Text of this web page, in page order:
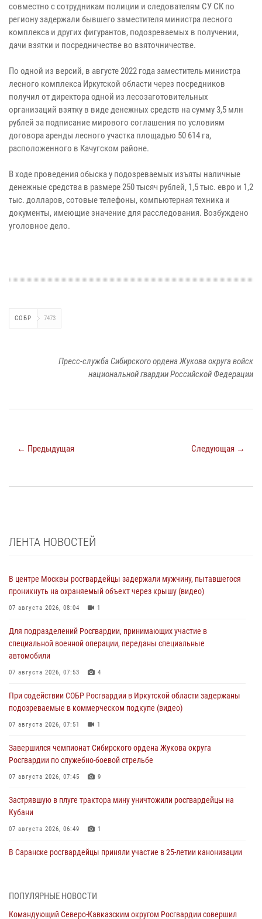
совместно с сотрудникам полиции и следователям СУ СК по
региону задержали бывшего заместителя министра лесного
комплекса и других фигурантов, подозреваемых в получении,
дачи взятки и посредничестве во взяточничестве.
По одной из версий, в августе 2022 года заместитель министра
лесного комплекса Иркутской области через посредников
получил от директора одной из лесозаготовительных
организаций взятку в виде денежных средств на сумму 3,5 млн
рублей за подписание мирового соглашения по условиям
договора аренды лесного участка площадью 50 614 га,
расположенного в Качугском районе.
В ходе проведения обыска у подозреваемых изъяты наличные
денежные средства в размере 250 тысяч рублей, 1,5 тыс. евро и 1,2
тыс. долларов, сотовые телефоны, компьютерная техника и
документы, имеющие значение для расследования. Возбуждено
уголовное дело.
СОБР 7473
Пресс-служба Сибирского ордена Жукова округа войск
национальной гвардии Российской Федерации
← Предыдущая Следующая →
ЛЕНТА НОВОСТЕЙ
В центре Москвы росгвардейцы задержали мужчину, пытавшегося
проникнуть на охраняемый объект через крышу (видео)
07 августа 2026, 08:04 1
Для подразделений Росгвардии, принимающих участие в
специальной военной операции, переданы специальные
автомобили
07 августа 2026, 07:53 4
При содействии СОБР Росгвардии в Иркутской области задержаны
подозреваемые в коммерческом подкупе (видео)
07 августа 2026, 07:51 1
Завершился чемпионат Сибирского ордена Жукова округа
Росгвардии по служебно-боевой стрельбе
07 августа 2026, 07:45 9
Застрявшую в плуге трактора мину уничтожили росгвардейцы на
Кубани
07 августа 2026, 06:49 1
В Саранске росгвардейцы приняли участие в 25‑летии канонизации
Народной Республики
ПОПУЛЯРНЫЕ НОВОСТИ
Командующий Северо-Кавказским округом Росгвардии совершил